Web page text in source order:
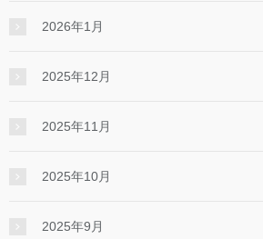
2026年1月
2025年12月
2025年11月
2025年10月
2025年9月